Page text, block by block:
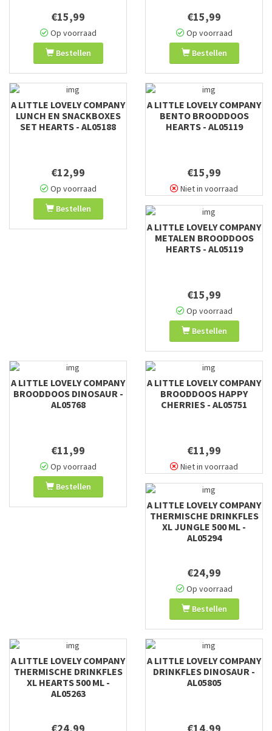
€15,99
Op voorraad
Bestellen
€15,99
Op voorraad
Bestellen
A LITTLE LOVELY COMPANY
LUNCH EN SNACKBOXES
SET HEARTS - AL05188
€12,99
Op voorraad
Bestellen
A LITTLE LOVELY COMPANY
BENTO BROODDOOS
HEARTS - AL05119
€15,99
Niet in voorraad
A LITTLE LOVELY COMPANY
METALEN BROODDOOS
HEARTS - AL05119
€15,99
Op voorraad
Bestellen
A LITTLE LOVELY COMPANY
BROODDOOS DINOSAUR -
AL05768
€11,99
Op voorraad
Bestellen
A LITTLE LOVELY COMPANY
BROODDOOS HAPPY
CHERRIES - AL05751
€11,99
Niet in voorraad
A LITTLE LOVELY COMPANY
THERMISCHE DRINKFLES
XL JUNGLE 500 ML -
AL05294
€24,99
Op voorraad
Bestellen
A LITTLE LOVELY COMPANY
THERMISCHE DRINKFLES
XL HEARTS 500 ML -
AL05263
A LITTLE LOVELY COMPANY
DRINKFLES DINOSAUR -
AL05805